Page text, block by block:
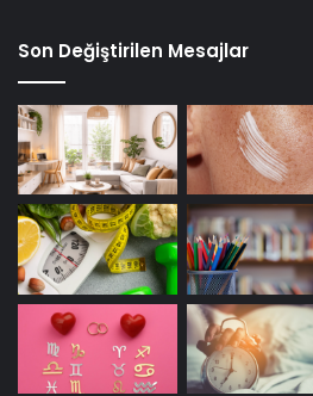
Son Değiştirilen Mesajlar